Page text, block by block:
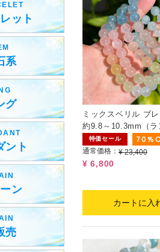
ミックスベリル ブ
約9.8～10.3mm（ラ
特価セール
通常価格： ¥ 23,400
¥ 6,800
カートに入
ット
系
グ
ント
ン
売